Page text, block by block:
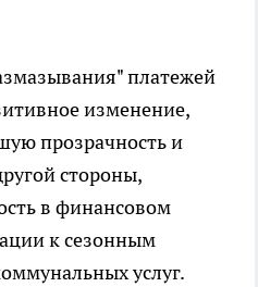
платежей
изменение,
прозрачность и
стороны,
в финансовом
к сезонным
услуг.